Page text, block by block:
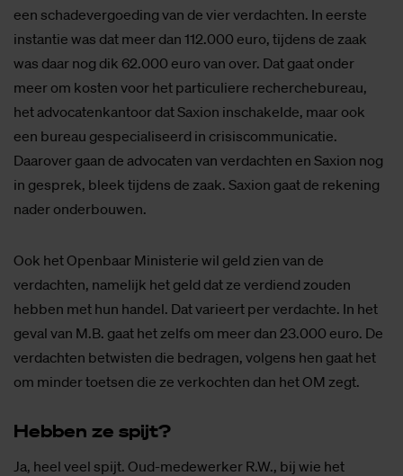
een schadevergoeding van de vier verdachten. In eerste
instantie was dat meer dan 112.000 euro, tijdens de zaak
was daar nog dik 62.000 euro van over. Dat gaat onder
meer om kosten voor het particuliere recherchebureau,
het advocatenkantoor dat Saxion inschakelde, maar ook
een bureau gespecialiseerd in crisiscommunicatie.
Daarover gaan de advocaten van verdachten en Saxion nog
in gesprek, bleek tijdens de zaak. Saxion gaat de rekening
nader onderbouwen.
Ook het Openbaar Ministerie wil geld zien van de
verdachten, namelijk het geld dat ze verdiend zouden
hebben met hun handel. Dat varieert per verdachte. In het
geval van M.B. gaat het zelfs om meer dan 23.000 euro. De
verdachten betwisten die bedragen, volgens hen gaat het
om minder toetsen die ze verkochten dan het OM zegt.
Heb­ben ze spijt?
Ja, heel veel spijt. Oud-medewerker R.W., bij wie het